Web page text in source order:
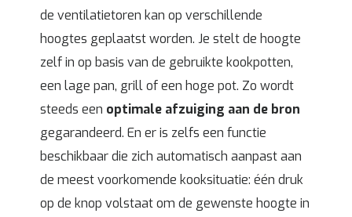
de ventilatietoren kan op verschillende
hoogtes geplaatst worden. Je stelt de hoogte
zelf in op basis van de gebruikte kookpotten,
een lage pan, grill of een hoge pot. Zo wordt
steeds een optimale afzuiging aan de bron
gegarandeerd. En er is zelfs een functie
beschikbaar die zich automatisch aanpast aan
de meest voorkomende kooksituatie: één druk
op de knop volstaat om de gewenste hoogte in